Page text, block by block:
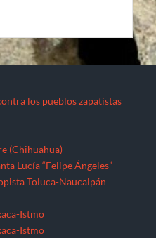
Istmo
Istmo
Tampico
de México (México)
Desaparecidos
Gasoducto Tuxpan – Tula